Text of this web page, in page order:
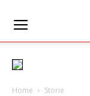
Home Storie